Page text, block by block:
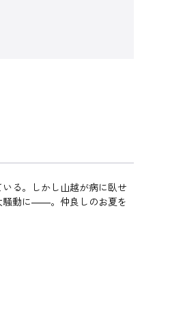
る。しかし山越が病に臥せ
騒動に――。仲良しのお夏を